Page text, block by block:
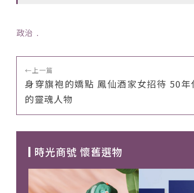
政治 ﹒
←上一篇
身穿旗袍的嬌點 鳳仙酒家女招待 50年
的靈魂人物
時光商號 懷舊選物